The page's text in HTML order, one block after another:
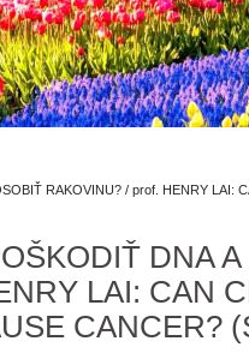
RAKOVINU? / prof. HENRY LAI:
DNA A
LAI: CAN
CANCER?